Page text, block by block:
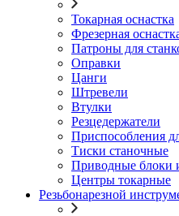
Токарная оснастка
Фрезерная
Патроны для
Оправки
Цанги
Штревели
Втулки
Резцедержатели
Приспособления
Тиски станочные
Приводные блоки
Центры токарные
Резьбонарезной